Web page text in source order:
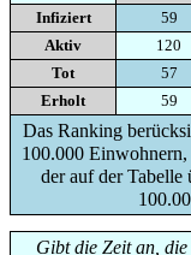
Infiziert
59
Aktiv
120
Tot
57
Erholt
59
Das Ranking
100.000
der auf der Tabelle
Gibt die Zeit an,